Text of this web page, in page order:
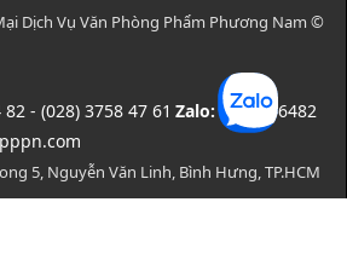
Dịch Vụ Văn Phòng Phẩm Phương Nam ©
- (028) 3758 47 61 Zalo:0908446482
5, Nguyễn Văn Linh, Bình Hưng, TP.HCM